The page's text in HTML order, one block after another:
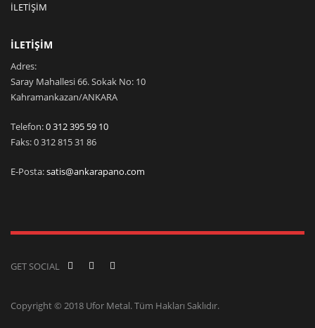
İLETİŞİM
İLETİŞİM
Adres:
Saray Mahallesi 66. Sokak No: 10
Kahramankazan/ANKARA
Telefon:0 312 395 59 10
Faks: 0 312 815 31 86
E-Posta:satis@ankarapano.com
GET SOCIAL
Copyright © 2018 Ufor Metal. Tüm Hakları Saklıdır.